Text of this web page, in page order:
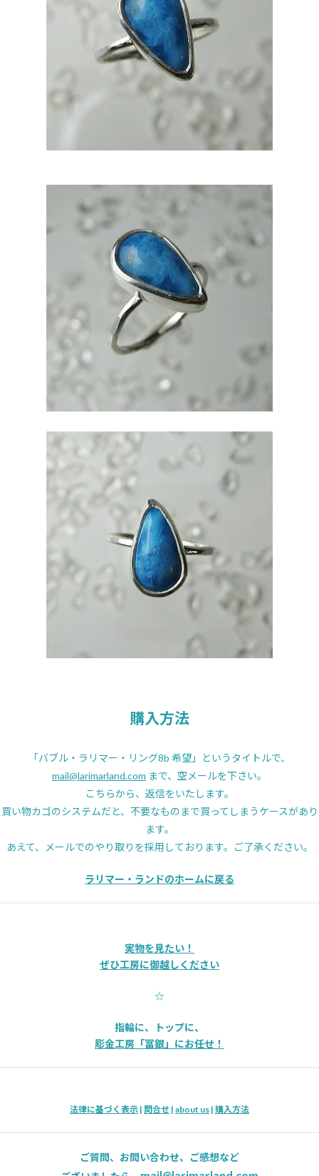
購入方法
「バブル・ラリマー・リング8b 希望」というタイトルで、
mail@larimarland.com まで、空メールを下さい。
こちらから、返信をいたします。
買い物カゴのシステムだと、不要なものまで買ってしまうケースがあり
ます。
あえて、メールでのやり取りを採用しております。ご了承ください。
ラリマー・ランドのホームに戻る
実物を見たい！
ぜひ工房に御越しください
☆
指輪に、トップに、
彫金工房「冨銀」にお任せ！
法律に基づく表示 | 問合せ | about us | 購入方法
ご質問、お問い合わせ、ご感想など